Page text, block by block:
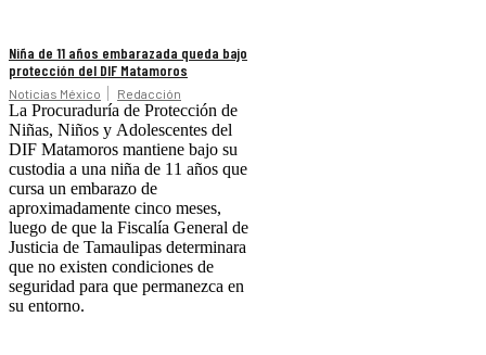
Niña de 11 años embarazada queda bajo
protección del DIF Matamoros
Noticias México Redacción
La Procuraduría de Protección de
Niñas, Niños y Adolescentes del
DIF Matamoros mantiene bajo su
custodia a una niña de 11 años que
cursa un embarazo de
aproximadamente cinco meses,
luego de que la Fiscalía General de
Justicia de Tamaulipas determinara
que no existen condiciones de
seguridad para que permanezca en
su entorno.